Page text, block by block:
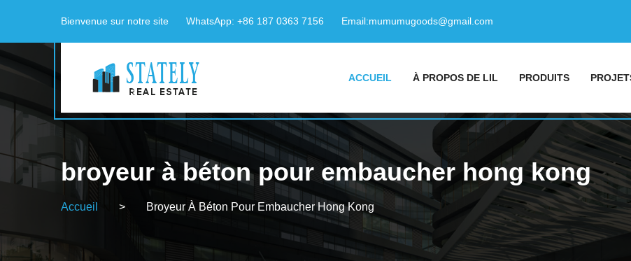
Bienvenue sur notre site WhatsApp: +86 187 0363 7156 Email:mumumugoods@gmail.com
ACCUEIL À PROPOS DE LIL PRODUITS
broyeur à béton pour embaucher hong kong
Accueil > Broyeur À Béton Pour Embaucher Hong Kong